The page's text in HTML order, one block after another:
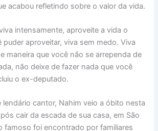
acabou refletindo sobre o valor da vida.
intensamente, aproveite a vida o
puder aproveitar, viva sem medo. Viva
maneira que você não se arrependa de
não deixe de fazer nada que você
o ex-deputado.
lendário cantor, Nahim veio a óbito nesta
cair da escada de sua casa, em São
famoso foi encontrado por familiares